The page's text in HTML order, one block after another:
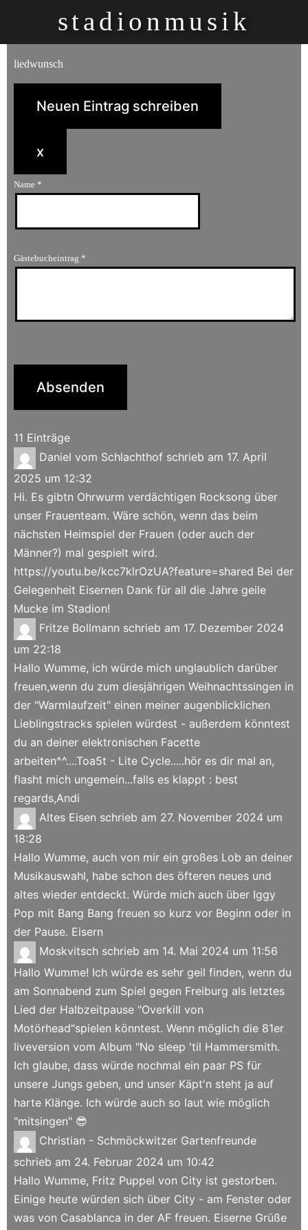
springen
stadionmusik
liedwunsch
x
Formular
ausblenden
Name *
Gästebucheintrag *
11 Einträge
Daniel vom Schlachthof schrieb am 17. April
2025 um 12:32
Hi. Es gibtn Ohrwurm verdächtigen Rocksong über
unser Frauenteam. Wäre schön, wenn das beim
nächsten Heimspiel der Frauen (oder auch der
Männer?) mal gespielt wird.
https://youtu.be/kcc7klrOzUA?feature=shared Bei der
Gelegenheit Eisernen Dank für all die Jahre geile
Mucke im Stadion!
Fritze Bollmann schrieb am 17. Dezember 2024
um 22:18
Hallo Wumme, ich würde mich unglaublich darüber
freuen,wenn du zum diesjährigen Weihnachtssingen in
der "Warmlaufzeit" einen meiner augenblicklichen
Lieblingstracks spielen würdest - außerdem könntest
du an deiner elektronischen Facette
arbeiten^^....Toa5t - Lite Cycle.....hör es dir mal an,
flasht mich ungemein...falls es klappt : best
regards,Andi
Altes Eisen schrieb am 27. November 2024 um
18:28
Hallo Wumme, auch von mir ein großes Lob an deiner
Musikauswahl, habe schon des öfteren neues und
altes wieder entdeckt. Würde mich auch über Iggy
Pop mit Bang Bang freuen so kurz vor Beginn oder in
der Pause. Eisern
Moskvitsch schrieb am 14. Mai 2024 um 11:56
Hallo Wumme! Ich würde es sehr geil finden, wenn du
am Sonnabend zum Spiel gegen Freiburg als letztes
Lied der Halbzeitpause "Overkill von
Motörhead"spielen könntest. Wenn möglich die 81er
liveversion vom Album "No sleep 'til Hammersmith.
Ich glaube, dass würde nochmal ein paar PS für
unsere Jungs geben, und unser Käpt'n steht ja auf
harte Klänge. Ich würde auch so laut wie möglich
"mitsingen" 😎
Christian - Schmöckwitzer Gartenfreunde
schrieb am 24. Februar 2024 um 10:42
Hallo Wumme, Fritz Puppel von City ist gestorben.
Einige heute würden sich über City - am Fenster oder
was von Casablanca in der AF freuen. Eiserne Grüße